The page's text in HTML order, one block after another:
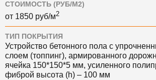
СТОИМОСТЬ (РУБ/М2)
от 1850 руб/м2
ТИП ПОКРЫТИЯ
Устройство бетонного пола с
слоем (топпинг), армированного
ячейка 150*150*5 мм, усиленного
фиброй высота (h) – 100 мм